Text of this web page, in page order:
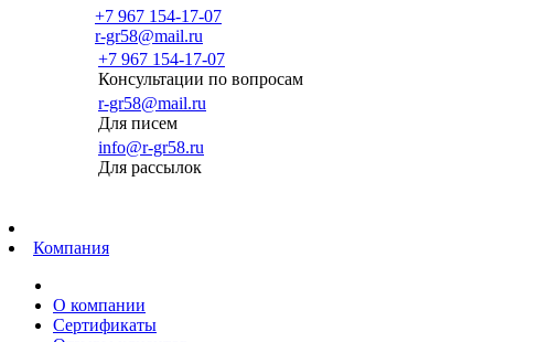
+7 967 154-17-07
r-gr58@mail.ru
+7 967 154-17-07
Консультации по вопросам
r-gr58@mail.ru
Для писем
info@r-gr58.ru
Для рассылок
Компания
О компании
Сертификаты